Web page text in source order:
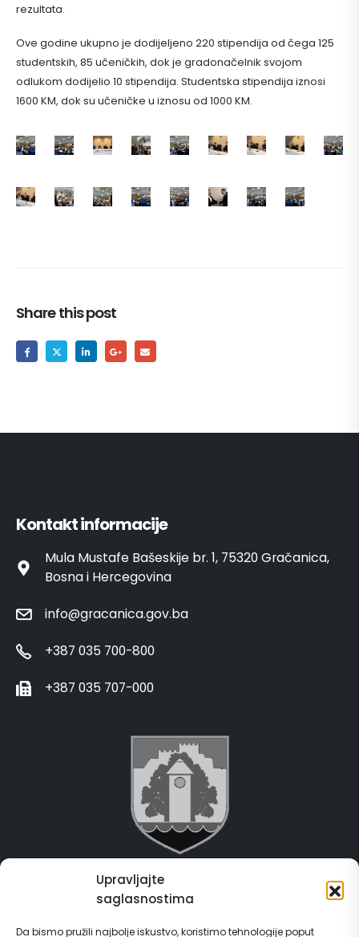
Upravljajte
saglasnostima
Da bismo pružili najbolje iskustvo, koristimo tehnologije poput
rezultata.
Ove godine ukupno je dodijeljeno 220 stipendija od čega 125
studentskih, 85 učeničkih, dok je gradonačelnik svojom
odlukom dodijelio 10 stipendija. Studentska stipendija iznosi
1600 KM, dok su učeničke u iznosu od 1000 KM.
Share this post
Kontakt informacije
Mula Mustafe Bašeskije br. 1, 75320 Gračanica,
Bosna i Hercegovina
info@gracanica.gov.ba
+387 035 700-800
+387 035 707-000
Grad Gračanica